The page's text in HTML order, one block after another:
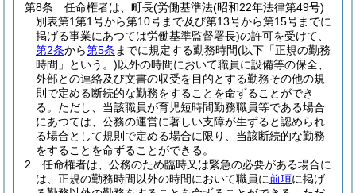
第8条
任命権者は、町長(労働基準法(昭和22年法律第49号)
別表第1第1号から第10号まで及び第13号から第15号までに
掲げる事業にあつては労働基準監督署長)の許可を受けて、
第2条から第5条 までに規定する勤務時間(以下「正規の勤務
時間」という。)以外の時間において職員に設備等の保全、
外部との連絡及び文書の収受を目的とする勤務その他の規
則で定める断続的な勤務をすることを命ずることができ
る。 ただし、当該職員が育児短時間勤務職員等である場合
にあつては、公務の運営に著しい支障が生ずると認められ
る場合として規則で定める場合に限り、当該断続的な勤務
をすることを命ずることができる。
2
任命権者は、公務のため臨時又は緊急の必要がある場合に
は、正規の勤務時間以外の時間において職員に前項に掲げ